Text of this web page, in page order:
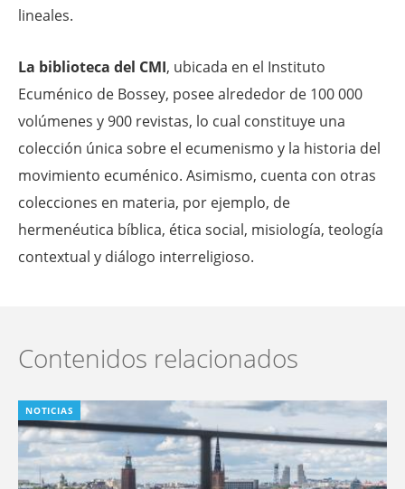
lineales.
La biblioteca del CMI, ubicada en el Instituto
Ecuménico de Bossey, posee alrededor de 100 000
volúmenes y 900 revistas, lo cual constituye una
colección única sobre el ecumenismo y la historia del
movimiento ecuménico. Asimismo, cuenta con otras
colecciones en materia, por ejemplo, de
hermenéutica bíblica, ética social, misiología, teología
contextual y diálogo interreligioso.
Contenidos relacionados
NOTICIAS